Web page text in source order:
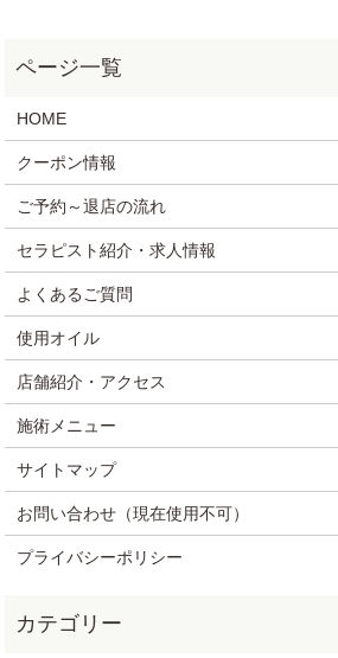
HOME
クーポン情報
ご予約～退店の流れ
セラピスト紹介・求人情報
よくあるご質問
使用オイル
店舗紹介・アクセス
施術メニュー
サイトマップ
お問い合わせ（現在使用不可）
プライバシーポリシー